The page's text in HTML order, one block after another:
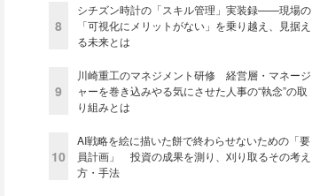
8
シチズン時計の「スキル管理」実装録——現場の
「可視化にメリットがない」を乗り越え、見据え
る未来とは
9
川崎重工のマネジメント研修 経営層・マネージ
ャーを巻き込みやる気にさせた人事の“執念”の取
り組みとは
10
AI戦略を絵に描いた餅で終わらせないための「要
員計画」 投資の成果を測り、刈り取るその考え
方・手法